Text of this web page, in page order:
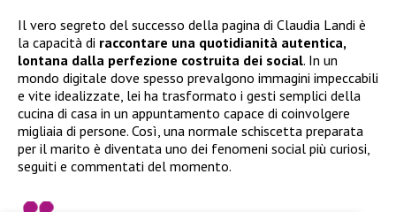
Il vero segreto del successo della pagina di Claudia Landi è
la capacità di raccontare una quotidianità autentica,
lontana dalla perfezione costruita dei social. In un
mondo digitale dove spesso prevalgono immagini impeccabili
e vite idealizzate, lei ha trasformato i gesti semplici della
cucina di casa in un appuntamento capace di coinvolgere
migliaia di persone. Così, una normale schiscetta preparata
per il marito è diventata uno dei fenomeni social più curiosi,
seguiti e commentati del momento.